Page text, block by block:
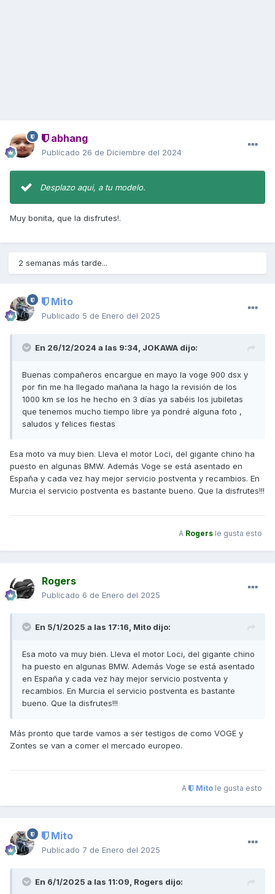
abhang
Publicado 26 de Diciembre del 2024
Desplazo aqui, a tu modelo.
Muy bonita, que la disfrutes!.
2 semanas más tarde...
Mito
Publicado 5 de Enero del 2025
En 26/12/2024 a las 9:34, JOKAWA dijo:
Buenas compañeros encargue en mayo la voge 900 dsx y
por fin me ha llegado mañana la hago la revisión de los
1000 km se los he hecho en 3 días ya sabéis los jubiletas
que tenemos mucho tiempo libre ya pondré alguna foto ,
saludos y felices fiestas
Esa moto va muy bien. Lleva el motor Loci, del gigante chino ha
puesto en algunas BMW. Además Voge se está asentado en
España y cada vez hay mejor servicio postventa y recambios. En
Murcia el servicio postventa es bastante bueno. Que la disfrutes!!!
A Rogers le gusta esto
Rogers
Publicado 6 de Enero del 2025
En 5/1/2025 a las 17:16, Mito dijo:
Esa moto va muy bien. Lleva el motor Loci, del gigante chino
ha puesto en algunas BMW. Además Voge se está asentado
en España y cada vez hay mejor servicio postventa y
recambios. En Murcia el servicio postventa es bastante
bueno. Que la disfrutes!!!
Más pronto que tarde vamos a ser testigos de como VOGE y
Zontes se van a comer el mercado europeo.
A Mito le gusta esto
Mito
Publicado 7 de Enero del 2025
En 6/1/2025 a las 11:09, Rogers dijo: